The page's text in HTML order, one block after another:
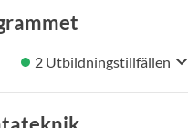
2 Utbildningstillfällen keyboard_arrow_down